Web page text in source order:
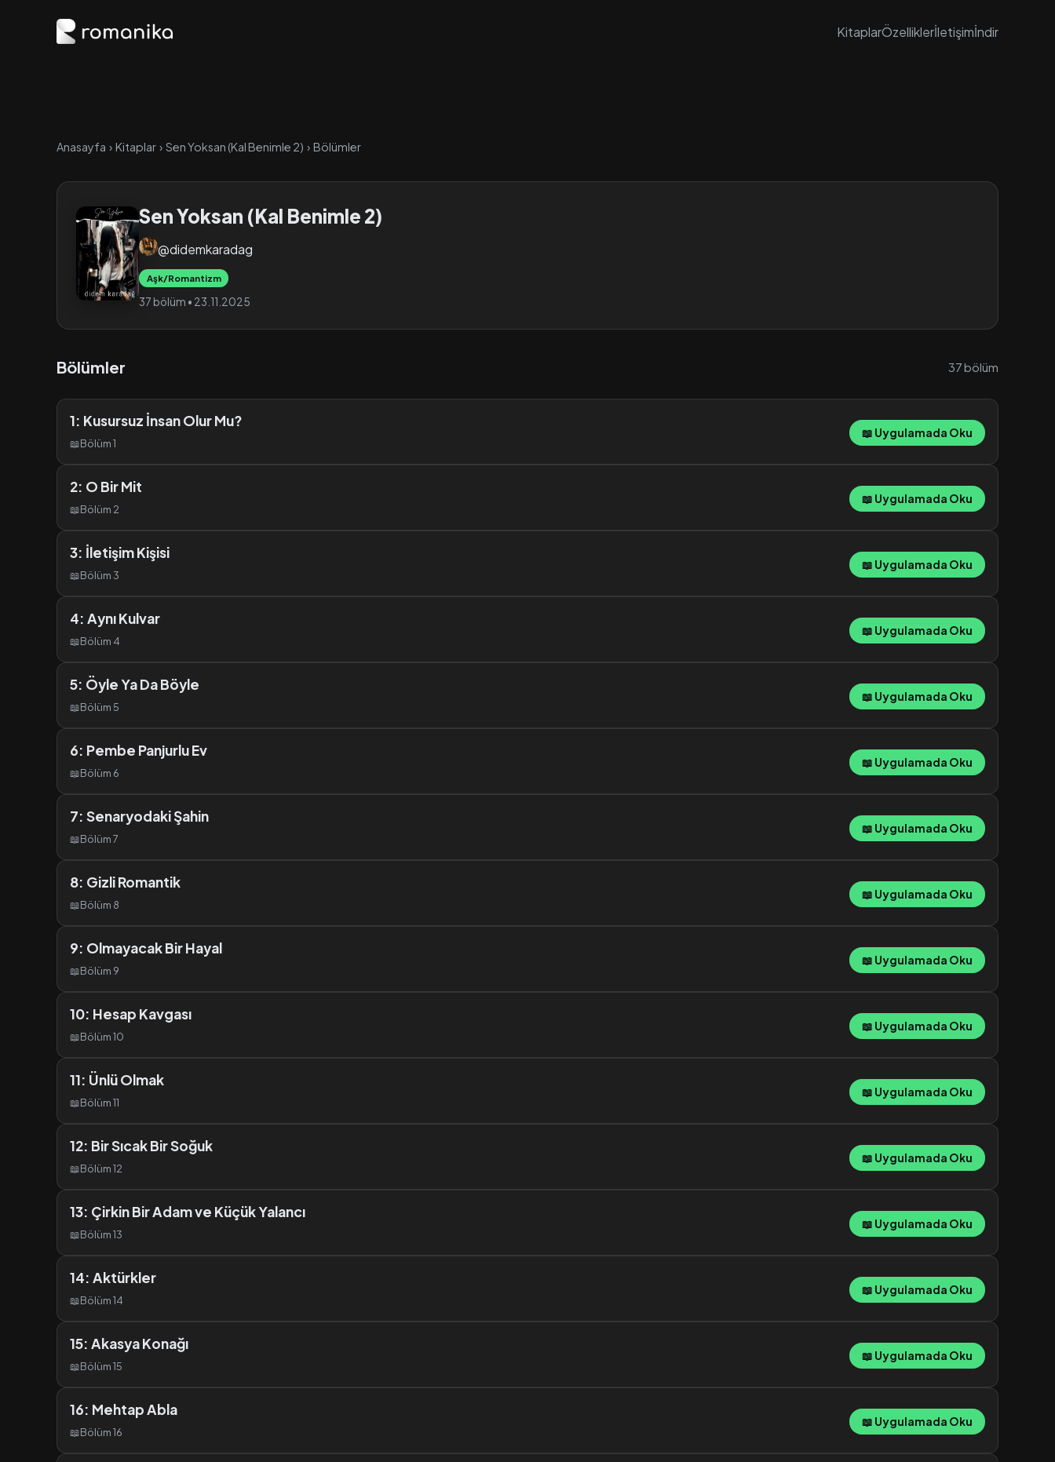
KitaplarÖzelliklerİletişimİndir
Anasayfa › Kitaplar › Sen Yoksan (Kal Benimle 2) › Bölümler
Sen Yoksan (Kal Benimle 2)
@didemkaradag
Aşk/Romantizm
37 bölüm • 23.11.2025
Bölümler 37 bölüm
1: Kusursuz İnsan Olur Mu?
📖Bölüm 1
📖 Uygulamada Oku
2: O Bir Mit
📖Bölüm 2
📖 Uygulamada Oku
3: İletişim Kişisi
📖Bölüm 3
📖 Uygulamada Oku
4: Aynı Kulvar
📖Bölüm 4
📖 Uygulamada Oku
5: Öyle Ya Da Böyle
📖Bölüm 5
📖 Uygulamada Oku
6: Pembe Panjurlu Ev
📖Bölüm 6
📖 Uygulamada Oku
7: Senaryodaki Şahin
📖Bölüm 7
📖 Uygulamada Oku
8: Gizli Romantik
📖Bölüm 8
📖 Uygulamada Oku
9: Olmayacak Bir Hayal
📖Bölüm 9
📖 Uygulamada Oku
10: Hesap Kavgası
📖Bölüm 10
📖 Uygulamada Oku
11: Ünlü Olmak
📖Bölüm 11
📖 Uygulamada Oku
12: Bir Sıcak Bir Soğuk
📖Bölüm 12
📖 Uygulamada Oku
13: Çirkin Bir Adam ve Küçük Yalancı
📖Bölüm 13
📖 Uygulamada Oku
14: Aktürkler
📖Bölüm 14
📖 Uygulamada Oku
15: Akasya Konağı
📖Bölüm 15
📖 Uygulamada Oku
16: Mehtap Abla
📖Bölüm 16
📖 Uygulamada Oku